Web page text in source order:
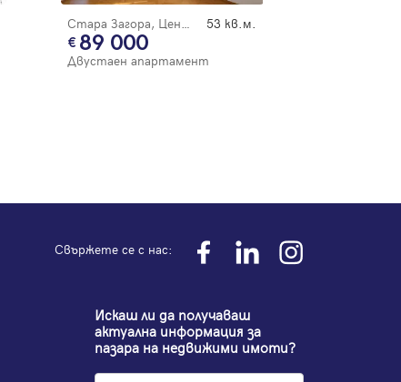
Стара Загора, Център 53 кв.м.
89 000
Двустаен апартамент
Свържете се с нас:
Искаш ли да получаваш
актуална информация за
пазара на недвижими имоти?